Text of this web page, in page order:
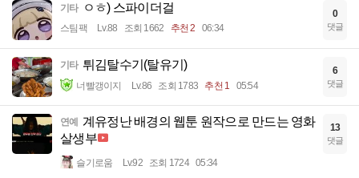
기타 ㅇㅎ) 스파이더걸
스팀팩 Lv.88 조회 1662 추천 2 06:34
0
댓글
기타 튀김탈수기(탈유기)
너빨갱이지 Lv.86 조회 1783 추천 1 05:54
6
댓글
연예
계유정난 배경의 웹툰 원작으로 만드는 영화
살생부
슬기로움 Lv.92 조회 1724 05:34
13
댓글